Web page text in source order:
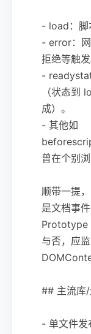
- load：脚
- error：
拒绝等触发
-
（状态到
成）。
- 其他如
曾在个别
顺带一提
是文档事
Prototype
与否，应
## 主流库/
- 单文件发